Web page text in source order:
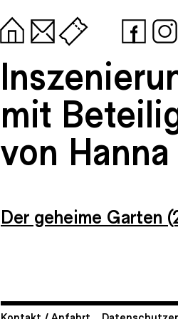
mit
von
Der geheime Garten
Kontakt / Anfahrt